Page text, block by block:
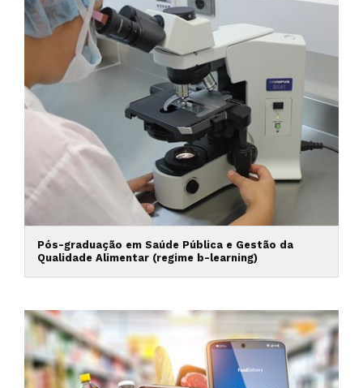
Pós-graduação em Saúde Pública e Gestão da
Qualidade Alimentar (regime b-learning)